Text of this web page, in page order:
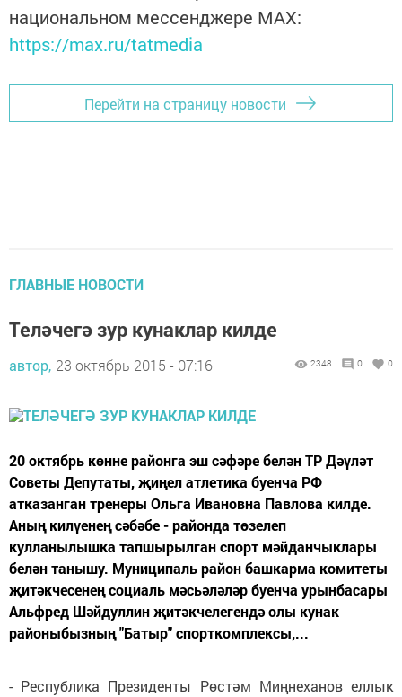
национальном мессенджере MАХ:
https://max.ru/tatmedia
Перейти на страницу новости
ГЛАВНЫЕ НОВОСТИ
Теләчегә зур кунаклар килде
автор, 23 октябрь 2015 - 07:16 2348 0 0
20 октябрь көнне районга эш сәфәре белән ТР Дәүләт
Советы Депутаты, җиңел атлетика буенча РФ
атказанган тренеры Ольга Ивановна Павлова килде.
Аның килүенең сәбәбе - районда төзелеп
кулланылышка тапшырылган спорт мәйданчыклары
белән танышу. Муниципаль район башкарма комитеты
җитәкчесенең социаль мәсьәләләр буенча урынбасары
Альфред Шәйдуллин җитәкчелегендә олы кунак
районыбызның "Батыр" спорткомплексы,...
- Республика Президенты Рөстәм Миңнеханов еллык